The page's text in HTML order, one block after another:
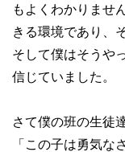
もよくわかりませ
きる環境であり、
そして僕はそうや
信じていました。
さて僕の班の生徒
「この子は勇気な